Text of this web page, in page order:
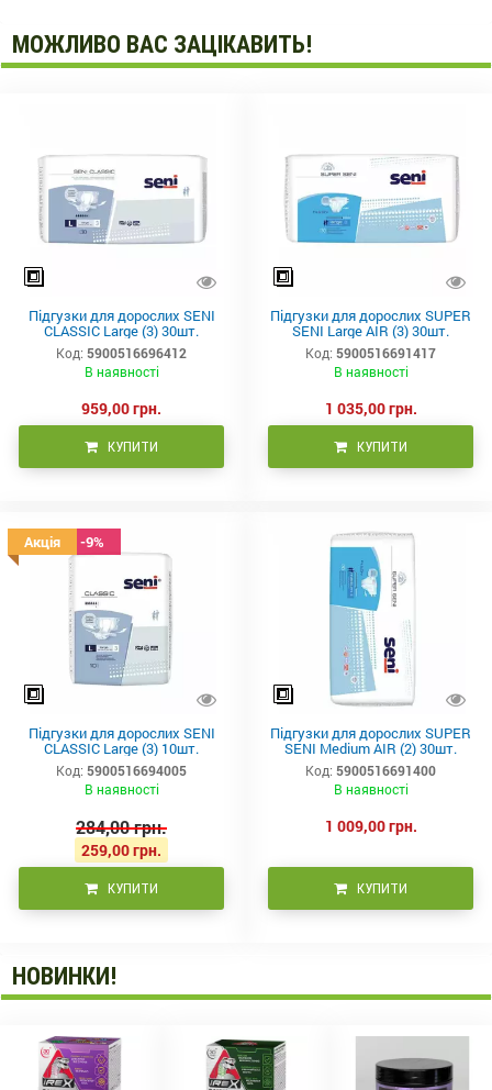
МОЖЛИВО ВАС ЗАЦІКАВИТЬ!
Підгузки для дорослих SENI
CLASSIC Large (3) 30шт.
Код: 5900516696412
В наявності
959,00 грн.
КУПИТИ
Підгузки для дорослих SUPER
SENI Large AIR (3) 30шт.
Код: 5900516691417
В наявності
1 035,00 грн.
КУПИТИ
Знижка -9%
Акція
Підгузки для дорослих SENI
CLASSIC Large (3) 10шт.
Код: 5900516694005
В наявності
284,00 грн.
259,00 грн.
КУПИТИ
Підгузки для дорослих SUPER
SENI Medium AIR (2) 30шт.
Код: 5900516691400
В наявності
1 009,00 грн.
КУПИТИ
НОВИНКИ!